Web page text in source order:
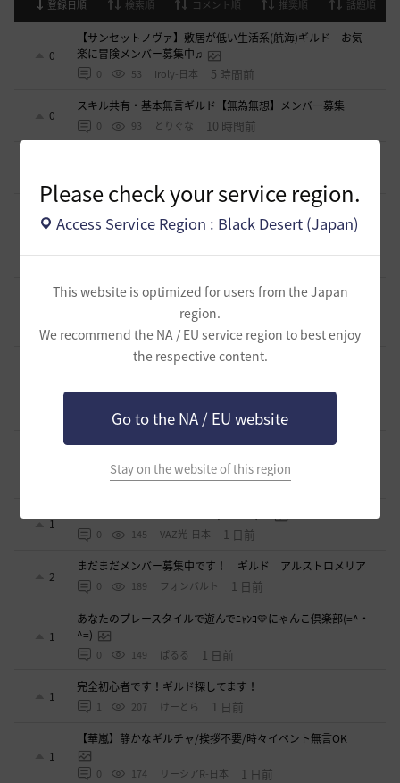
Please check your service region.
Access Service Region : Black Desert (Japan)
This website is optimized for users from the Japan
region.
We recommend the NA / EU service region to best enjoy
the respective content.
Go to the NA / EU website
Stay on the website of this region
登録日順 検索順 コメント順 推奨順 話題順
0
【サンセットノヴァ】敷居が低い生活系(航海)ギルド お気
楽に冒険メンバー募集中♫
0 53 Iroly-日本 5 時間前
0
スキル共有・基本無言ギルド【無為無想】メンバー募集
0 93 とりぐな 10 時間前
好きなキャラで好きなことを！無言OK挨拶自由！基本ソロ
だけどたまにおしゃべりを楽しんだり(*'ω'*)【魔弾の射手】
ギルド【Patera】ギルドメンバー募集中！ 初心者復帰者歓
0 178 かぐらBDO 19 時間前
ギルチャ完全無言推奨・ソロ向けギルド「ストレイキャッ
スキル目当て◎）
132 くろいばら 20 時間前
【新設少人数ギルド】「たんぽぽの綿毛」メンバー募集！初
心者・復帰勢歓迎！
169 鼠の巣 23 時間前
1
0 145 VAZ光-日本 1 日前
2
まだまだメンバー募集中です！ ギルド アルストロメリア
0 189 フォンバルト 1 日前
1
あなたのプレースタイルで遊んでﾆｬﾝｺ💛にゃんこ倶楽部(=^・
^=)
0 149 ぱるる 1 日前
1
完全初心者です！ギルド探してます！
1 207 けーとら 1 日前
1
【華嵐】静かなギルチャ/挨拶不要/時々イベント無言OK
0 174 リーシアR-日本 1 日前